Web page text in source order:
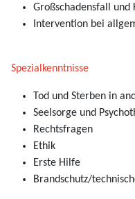
Großschadensfall und
Intervention bei
Spezialkenntnisse
Tod und Sterben in
Seelsorge und
Rechtsfragen
Ethik
Erste Hilfe
Brandschutz/